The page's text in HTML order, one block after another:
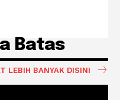
Batas
LEBIH BANYAK DISINI